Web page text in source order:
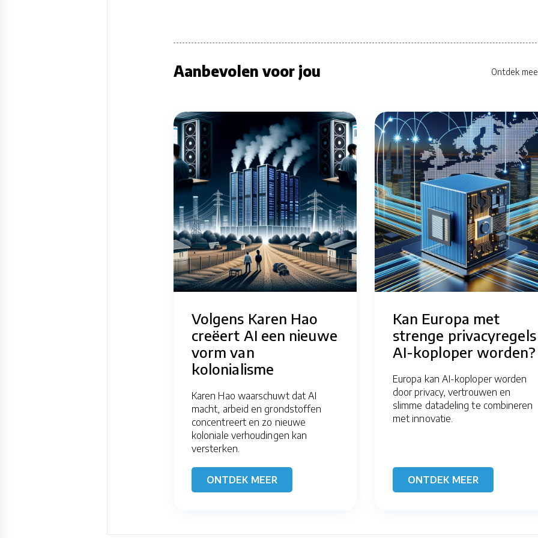
Aanbevolen voor jou Ontdek
Volgens Karen Hao
creëert AI een nieuwe
vorm van
kolonialisme
Karen Hao waarschuwt dat AI
macht, arbeid en grondstoffen
concentreert en zo nieuwe
koloniale verhoudingen kan
versterken.
ONTDEK MEER
Kan Europa met
strenge privacyregels
AI-koploper worden?
Europa kan AI-koploper worden
door privacy, vertrouwen en
slimme datadeling te combineren
met innovatie.
ONTDEK MEER